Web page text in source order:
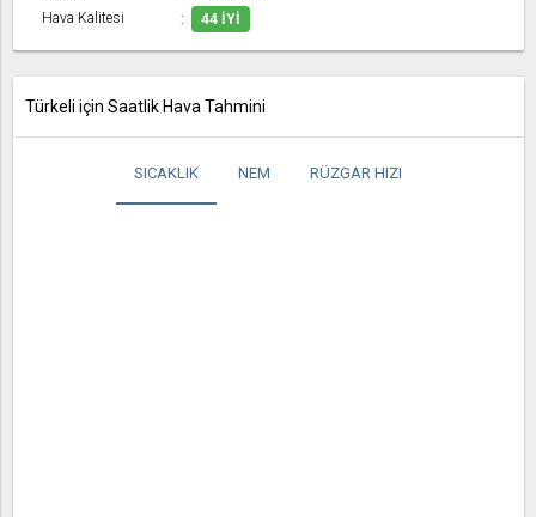
Hava Kalitesi
44 İYI
Türkeli için Saatlik Hava Tahmini
SICAKLIK NEM RÜZGAR HIZI